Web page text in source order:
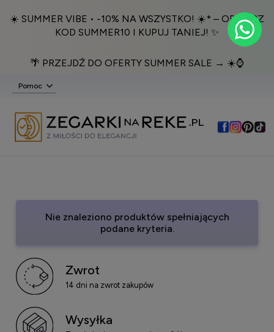
☀️ SUMMER VIBE • -10% NA WSZYSTKO! ☀️* – ODBIERZ
KOD SUMMER10 I KUPUJ TANIEJ! ✨
🌴 PRZEJDŹ DO OFERTY SUMMER SALE → ☀️⌚️
Pomoc
Nie znaleziono produktów spełniających
podane kryteria.
Zwrot
14 dni na zwrot zakupów
Wysyłka